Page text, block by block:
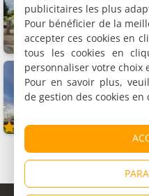
9 personnes, 1
11.6 km
Gîte G2329
Gîte, 180 m²
10 personnes, 4
11.8 km
publicitaires les plus
Pour bénéficier de la
accepter ces cookies en
tous les cookies en
personnaliser votre choix
Pour en savoir plus,
de gestion des cookies en